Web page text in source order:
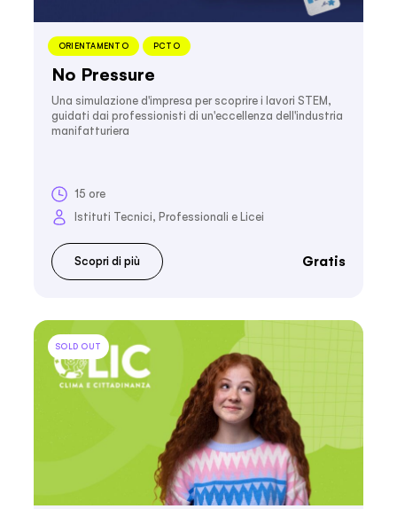
ORIENTAMENTO PCTO
No Pressure
Una simulazione d'impresa per scoprire i lavori STEM,
guidati dai professionisti di un'eccellenza dell'industria
manifatturiera
15 ore
Istituti Tecnici, Professionali e Licei
Scopri di più Gratis
SOLD OUT